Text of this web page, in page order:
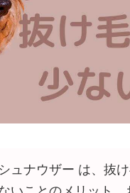
ュナウザー は、抜